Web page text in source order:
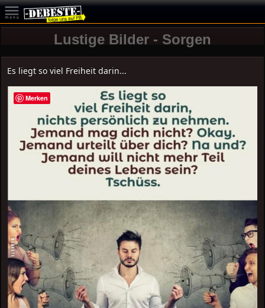
Lustige Bilder - Sorgen
Es liegt so viel Freiheit darin...
Merken